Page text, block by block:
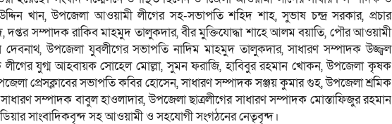
খান, উপজেলা আওয়ামী লীগের সহ-সভাপতি শহিদ শাহ, সুভাষ চন্দ্র সরকার, প্রচার
সম্পাদক রাকিব মাহমুদ তালুকদার, বীর মুক্তিযোদ্ধা শাহে আলম বয়াতি, পৌর আওয়ামী
দেবনাথ, উপজেলা যুবলীগের সভাপতি নাদিম মাহমুদ তালুকদার, সাধারণ সম্পাদক উজ্জ্বল
লীগের যুগ্ম আহবায়ক সোহেল মোল্লা, সুমন ফরাজি, হাবিবুর রহমান খোকন, উপজেলা কৃষক
প্রেসক্লাবের সভাপতি কবির হোসেন, সাধারণ সম্পাদক সঞ্জয় কুমার গুহ, উপজেলা শ্রমিক
সম্পাদক বাবুল হাওলাদার, উপজেলা ছাত্রলীগের সাধারণ সম্পাদক মোস্তাফিজুর রহমান
সাংবাদিকবৃন্দ সহ আওয়ামী ও সহযোগী সংগঠনের নেতৃবৃন্দ।